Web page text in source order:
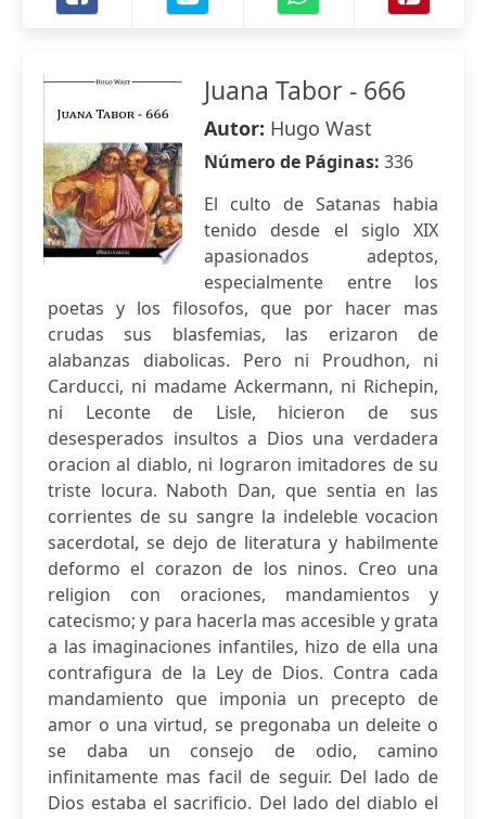
Juana Tabor - 666
Autor: Hugo Wast
Número de Páginas: 336
El culto de Satanas habia
tenido desde el siglo XIX
apasionados adeptos,
especialmente entre los
poetas y los filosofos, que por hacer mas
crudas sus blasfemias, las erizaron de
alabanzas diabolicas. Pero ni Proudhon, ni
Carducci, ni madame Ackermann, ni Richepin,
ni Leconte de Lisle, hicieron de sus
desesperados insultos a Dios una verdadera
oracion al diablo, ni lograron imitadores de su
triste locura. Naboth Dan, que sentia en las
corrientes de su sangre la indeleble vocacion
sacerdotal, se dejo de literatura y habilmente
deformo el corazon de los ninos. Creo una
religion con oraciones, mandamientos y
catecismo; y para hacerla mas accesible y grata
a las imaginaciones infantiles, hizo de ella una
contrafigura de la Ley de Dios. Contra cada
mandamiento que imponia un precepto de
amor o una virtud, se pregonaba un deleite o
se daba un consejo de odio, camino
infinitamente mas facil de seguir. Del lado de
Dios estaba el sacrificio. Del lado del diablo el